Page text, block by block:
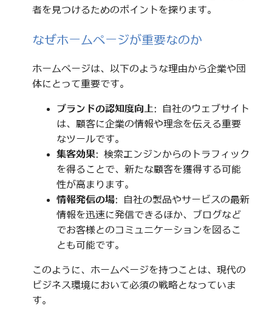
者を見つけるためのポイントを探ります。
なぜホームページが重要なのか
ホームページは、以下のような理由から企業や団
体にとって重要です。
ブランドの認知度向上: 自社のウェブサイト
は、顧客に企業の情報や理念を伝える重要
なツールです。
集客効果: 検索エンジンからのトラフィック
を得ることで、新たな顧客を獲得する可能
性が高まります。
情報発信の場: 自社の製品やサービスの最新
情報を迅速に発信できるほか、ブログなど
でお客様とのコミュニケーションを図るこ
とも可能です。
このように、ホームページを持つことは、現代の
ビジネス環境において必須の戦略となっていま
す。